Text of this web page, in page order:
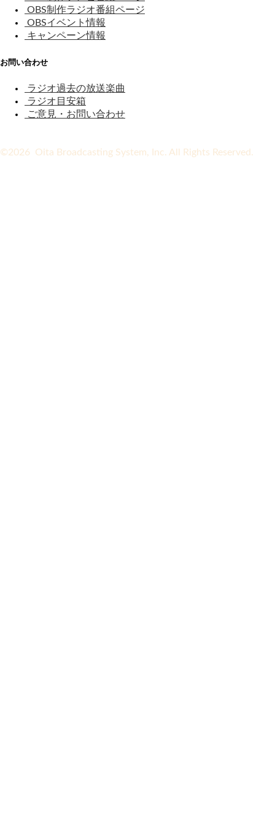
OBS制作ラジオ番組ページ
OBSイベント情報
キャンペーン情報
お問い合わせ
ラジオ過去の放送楽曲
ラジオ目安箱
ご意見・お問い合わせ
©2026 Oita Broadcasting System, Inc. All Rights Reserved.